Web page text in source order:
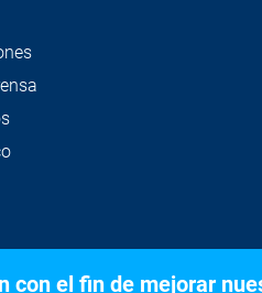
el fin de mejorar